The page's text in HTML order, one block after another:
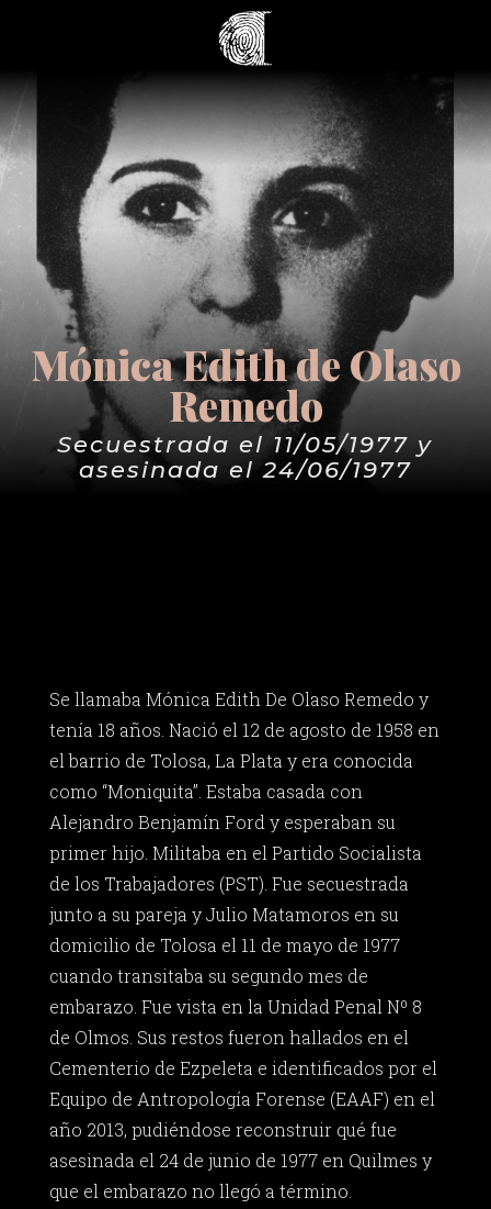
Mónica Edith de Olaso
Remedo
Secuestrada el 11/05/1977 y
asesinada el 24/06/1977
Se llamaba Mónica Edith De Olaso Remedo y
tenía 18 años. Nació el 12 de agosto de 1958 en
el barrio de Tolosa, La Plata y era conocida
como “Moniquita”. Estaba casada con
Alejandro Benjamín Ford y esperaban su
primer hijo. Militaba en el Partido Socialista
de los Trabajadores (PST). Fue secuestrada
junto a su pareja y Julio Matamoros en su
domicilio de Tolosa el 11 de mayo de 1977
cuando transitaba su segundo mes de
embarazo. Fue vista en la Unidad Penal Nº 8
de Olmos. Sus restos fueron hallados en el
Cementerio de Ezpeleta e identificados por el
Equipo de Antropología Forense (EAAF) en el
año 2013, pudiéndose reconstruir qué fue
asesinada el 24 de junio de 1977 en Quilmes y
que el embarazo no llegó a término.